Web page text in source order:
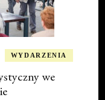
WYDARZENIA
we